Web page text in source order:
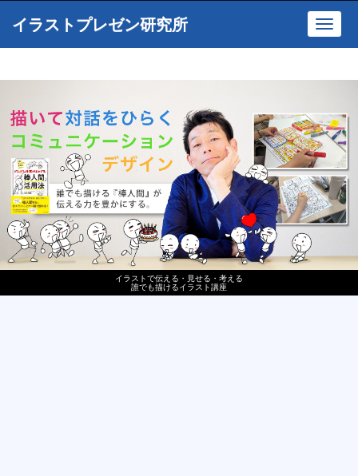
イラストで伝える・見せる・考える
誰でも描けるイラスト講座
イラストプレゼン研究所